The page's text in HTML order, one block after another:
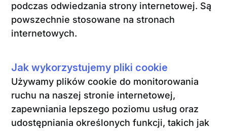
podczas odwiedzania strony internetowej. Są
powszechnie stosowane na stronach
internetowych.
Jak wykorzystujemy pliki cookie
Używamy plików cookie do monitorowania
ruchu na naszej stronie internetowej,
zapewniania lepszego poziomu usług oraz
udostępniania określonych funkcji, takich jak